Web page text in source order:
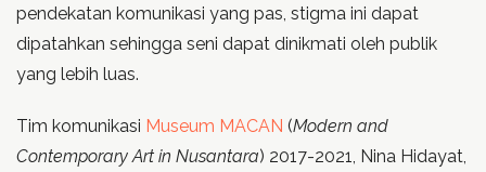
pendekatan komunikasi yang pas, stigma ini dapat
dipatahkan sehingga seni dapat dinikmati oleh publik
yang lebih luas.
Tim komunikasi Museum MACAN (Modern and
Contemporary Art in Nusantara) 2017-2021, Nina Hidayat,